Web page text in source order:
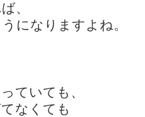
、
になりますよね。
ていても、
なくても